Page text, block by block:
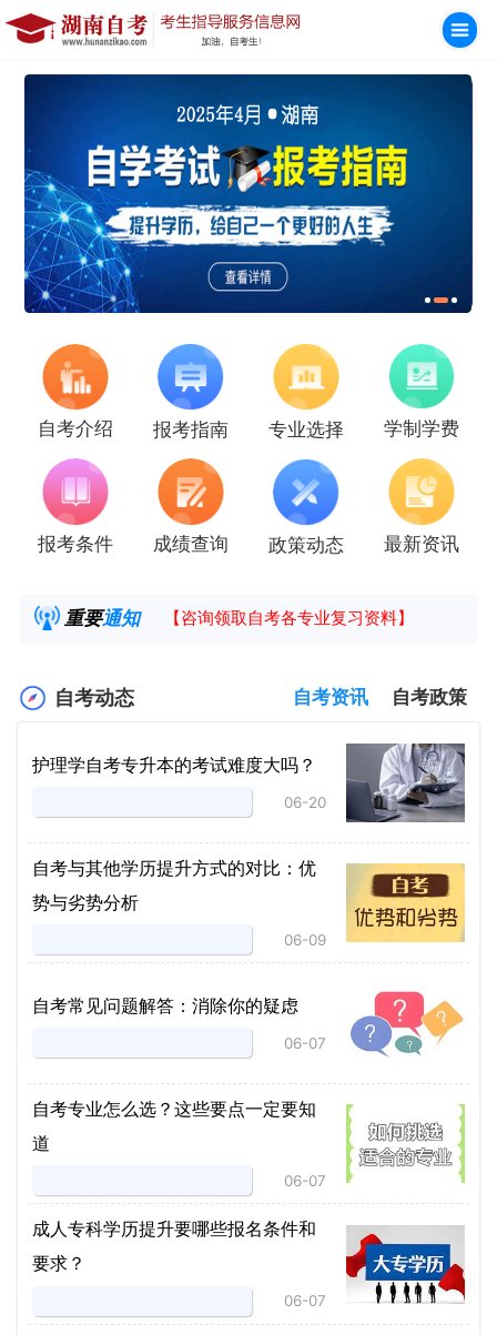
自考介绍 报考指南 专业选择 学制学费
报考条件 成绩查询 政策动态 最新资讯
重要通知
2025年4月湖南自考课程安排及教材目录已
【咨询领取自考各专业复习资料】
自考动态 自考资讯 自考政策
护理学自考专升本的考试难度大吗？
06-20
自考与其他学历提升方式的对比：优
势与劣势分析
06-09
自考常见问题解答：消除你的疑虑
06-07
自考专业怎么选？这些要点一定要知
道
06-07
成人专科学历提升要哪些报名条件和
要求？
06-07